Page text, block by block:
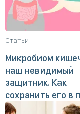
Статьи
Микробиом
наш невидимый
защитник. Как
сохранить его в